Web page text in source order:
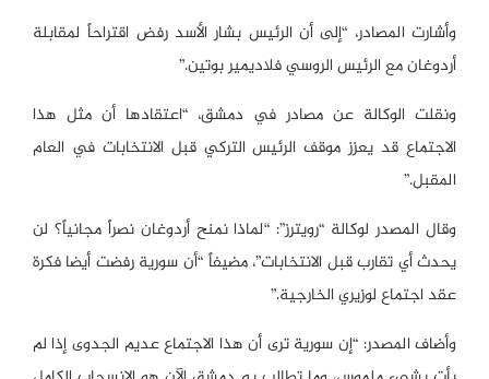
وأشارت المصادر، “إلى أن الرئيس بشار الأسد رفض اقتراحاً لمقابلة
أردوغان مع الرئيس الروسي فلاديمير بوتين.”
ونقلت الوكالة عن مصادر في دمشق، “اعتقادها أن مثل هذا
الاجتماع قد يعزز موقف الرئيس التركي قبل الانتخابات في العام
المقبل.”
وقال المصدر لوكالة “رويترز”: “لماذا نمنح أردوغان نصراً مجانياً؟ لن
يحدث أي تقارب قبل الانتخابات”، مضيفاً “أن سورية رفضت أيضا فكرة
عقد اجتماع لوزيري الخارجية.”
وأضاف المصدر: “إن سورية ترى أن هذا الاجتماع عديم الجدوى إذا لم